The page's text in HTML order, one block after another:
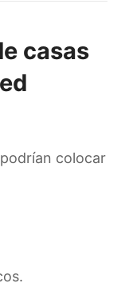
casas
colocar